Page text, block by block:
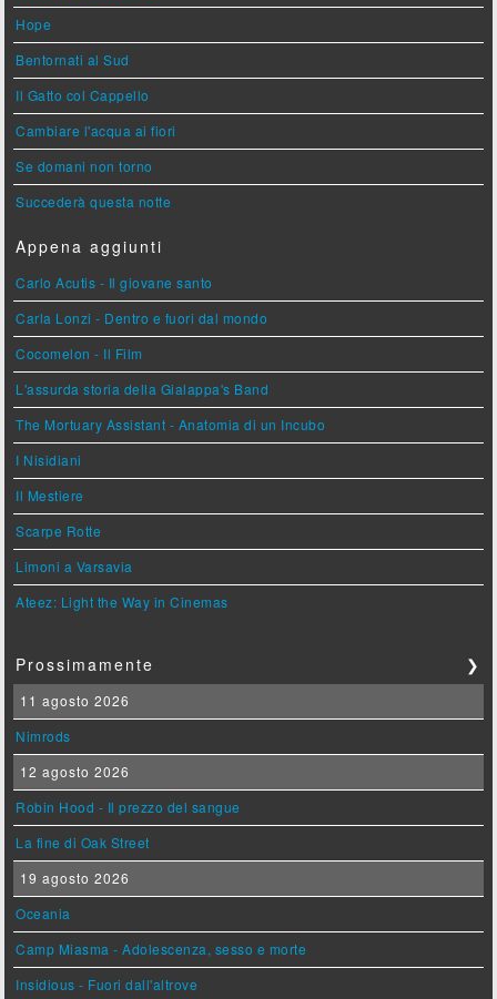
Hope
Bentornati al Sud
Il Gatto col Cappello
Cambiare l'acqua ai fiori
Se domani non torno
Succederà questa notte
Appena aggiunti
Carlo Acutis - Il giovane santo
Carla Lonzi - Dentro e fuori dal mondo
Cocomelon - Il Film
L'assurda storia della Gialappa's Band
The Mortuary Assistant - Anatomia di un Incubo
I Nisidiani
Il Mestiere
Scarpe Rotte
Limoni a Varsavia
Ateez: Light the Way in Cinemas
Prossimamente ❯
11 agosto 2026
Nimrods
12 agosto 2026
Robin Hood - Il prezzo del sangue
La fine di Oak Street
19 agosto 2026
Oceania
Camp Miasma - Adolescenza, sesso e morte
Insidious - Fuori dall'altrove